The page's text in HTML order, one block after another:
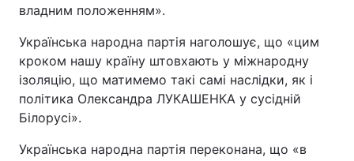
владним положенням».
Українська народна партія наголошує, що «цим
кроком нашу країну штовхають у міжнародну
ізоляцію, що матимемо такі самі наслідки, як і
політика Олександра ЛУКАШЕНКА у сусідній
Білорусі».
Українська народна партія переконана, що «в